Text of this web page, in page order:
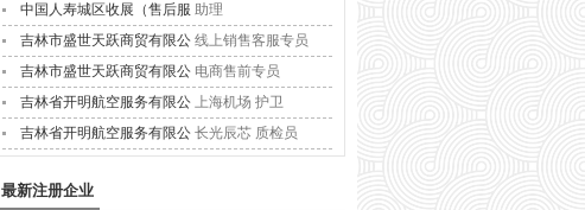
中国人寿城区收展（售后服 助理
吉林市盛世天跃商贸有限公 线上销售客服专员
吉林市盛世天跃商贸有限公 电商售前专员
吉林省开明航空服务有限公 上海机场 护卫
吉林省开明航空服务有限公 长光辰芯 质检员
最新注册企业